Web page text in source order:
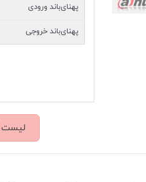
پهنای‌باند ورودی
پهنای‌باند خروجی
لیست